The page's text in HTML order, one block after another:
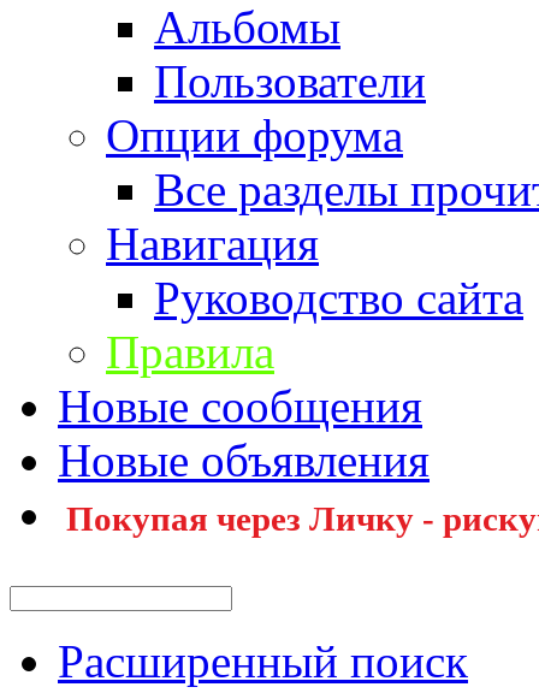
Альбомы
Пользователи
Опции форума
Все разделы
Навигация
Руководство сайта
Правила
Новые сообщения
Новые объявления
Покупая через Личку -
Расширенный поиск